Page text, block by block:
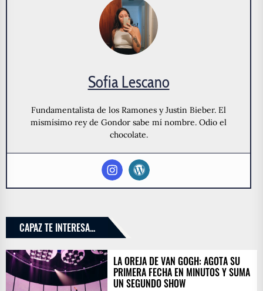
Sofia Lescano
Fundamentalista de los Ramones y Justin Bieber. El
mismísimo rey de Gondor sabe mí nombre. Odio el
chocolate.
CAPAZ TE INTERESA...
LA OREJA DE VAN GOGH: AGOTA SU
PRIMERA FECHA EN MINUTOS Y SUMA
UN SEGUNDO SHOW